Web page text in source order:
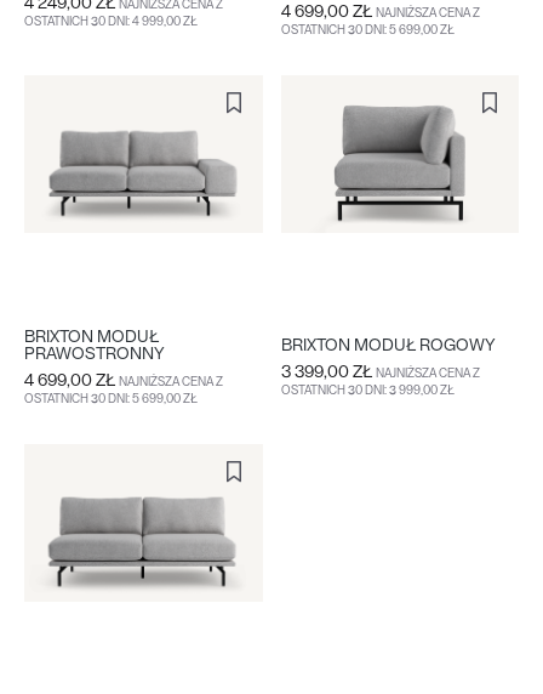
NAJNIŻSZA CENA Z
OSTATNICH 30 DNI: 4 999,00 ZŁ
4 699,00 ZŁ NAJNIŻSZA CENA Z
OSTATNICH 30 DNI: 5 699,00 ZŁ
BRIXTON MODUŁ
PRAWOSTRONNY
4 699,00 ZŁ NAJNIŻSZA CENA Z
OSTATNICH 30 DNI: 5 699,00 ZŁ
BRIXTON MODUŁ ROGOWY
3 399,00 ZŁ NAJNIŻSZA CENA Z
OSTATNICH 30 DNI: 3 999,00 ZŁ